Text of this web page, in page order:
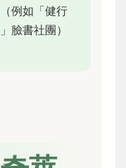
例如「健行
臉書社團）